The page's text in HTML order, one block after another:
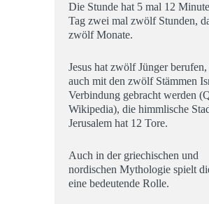
Die Stunde hat 5 mal 12
Tag zwei mal zwölf Stunden,
zwölf Monate.
Jesus hat zwölf Jünger
auch mit den zwölf Stämmen
Verbindung gebracht werden
Wikipedia), die himmlische
Jerusalem hat 12 Tore.
Auch in der griechischen und
nordischen Mythologie spielt
eine bedeutende Rolle.